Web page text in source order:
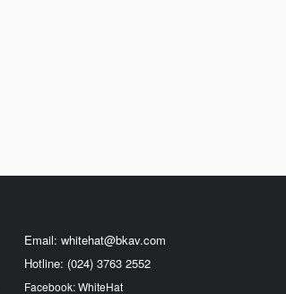
Email: whitehat@bkav.com
Hotline: (024) 3763 2552
Facebook: WhiteHat